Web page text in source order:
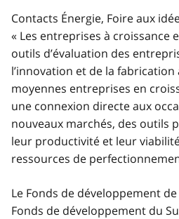
Contacts Énergie, Foire aux
« Les entreprises à croissance
outils d’évaluation des
l’innovation et de la
moyennes entreprises en
une connexion directe aux
nouveaux marchés, des outils
leur productivité et leur
ressources de
Le Fonds de développement de
Fonds de développement du